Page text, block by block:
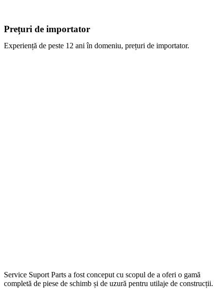
Prețuri de importator
Experiență de peste 12 ani în domeniu, prețuri de importator.
Service Suport Parts a fost conceput cu scopul de a oferi o gamă
completă de piese de schimb și de uzură pentru utilaje de construcții.